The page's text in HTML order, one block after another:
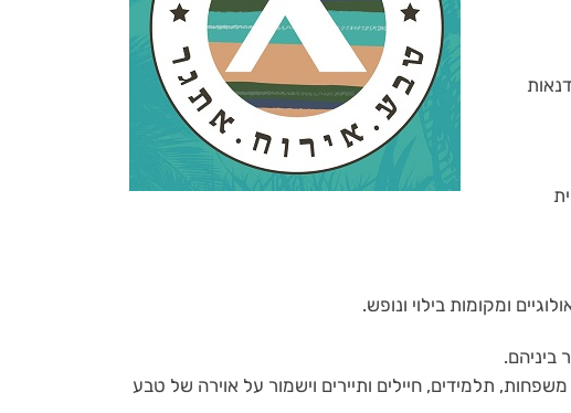
ומקומות בילוי ונופש.
תלמידים, חיילים ותיירים וישמור על אוירה של טבע